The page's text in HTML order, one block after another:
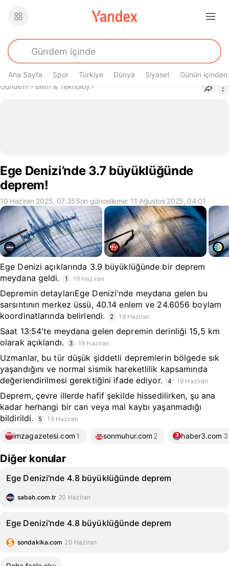
Ana Sayfa Spor Türkiye Dünya Siyaset Günün içinden
Buradasın
Gündem› Bilim & Teknoloji›
Ege Denizi’nde 3.7 büyüklüğünde
deprem!
19 Haziran 2025, 07:35Son güncelleme: 11 Ağustos 2025, 04:01
Ege Denizi açıklarında 3.9 büyüklüğünde bir deprem
meydana geldi.
1 19 Haziran
Depremin detaylarıEge Denizi'nde meydana gelen bu
sarsıntının merkez üssü, 40.14 enlem ve 24.6056 boylam
koordinatlarında belirlendi.
2 19 Haziran
Saat 13:54'te meydana gelen depremin derinliği 15,5 km
olarak açıklandı.
3 19 Haziran
Uzmanlar, bu tür düşük şiddetli depremlerin bölgede sık
yaşandığını ve normal sismik hareketlilik kapsamında
değerlendirilmesi gerektiğini ifade ediyor.
4 19 Haziran
Deprem, çevre illerde hafif şekilde hissedilirken, şu ana
kadar herhangi bir can veya mal kaybı yaşanmadığı
bildirildi.
5 19 Haziran
imzagazetesi.com 1 sonmuhur.com 2 haber3.com 3
Diğer konular
Ege Denizi'nde 4.8 büyüklüğünde deprem
sabah.com.tr 20 Haziran
Ege Denizi'nde 4.8 büyüklüğünde deprem
sondakika.com 20 Haziran